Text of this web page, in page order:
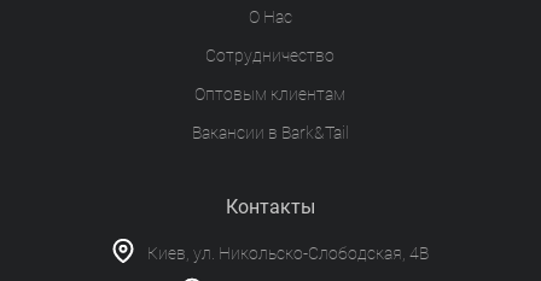
О Нас
Сотрудничество
Оптовым клиентам
Вакансии в Bark&Tail
Контакты
Киев, ул. Никольско-Слободская, 4В